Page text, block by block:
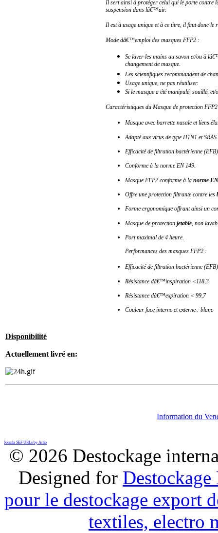
Il sert ainsi à protéger celui qui le porte contre
suspension dans lâ€™air.
Il est à usage unique et à ce titre, il faut donc
Mode dâ€™emploi des masques FFP2 :
Se laver les mains au savon et/ou à
changement de masque.
Les scientifiques recommandent de
Usage unique, ne pas réutiliser.
Si le masque a été manipulé, souillé, et/
Caractéristiques du Masque de protection
Masque avec barrette nasale et liens
Adapté aux virus de type H1N1 et SRAS.
Efficacité de filtration bactérienne
Conforme à la norme EN 149.
Masque FFP2 conforme à la norme
Offre une protection filtrante contre les
Forme ergonomique offrant ainsi un
Masque de protection jetable , non
Port maximal de 4 heure.
Performances des masques FFP2 :
Efficacité de filtration bactérienne
Résistance dâ€™inspiration <118,3
Résistance dâ€™expiration < 99,7
Couleur face interne et externe : blanc
Disponibilité
Actuellement livré en:
Information du
Joomla SEF URLs by Artio
© 2026 Destockage
Designed for
pour le destockage export
textiles, electro